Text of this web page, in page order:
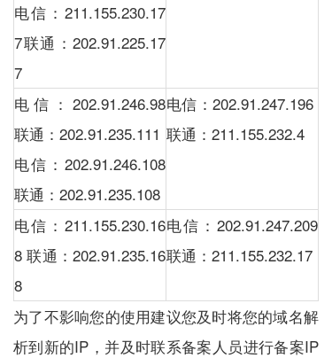
电信：211.155.230.17
7联通：202.91.225.17
7
电信：202.91.246.98
联通：202.91.235.111
电信：202.91.246.108
联通：202.91.235.108
电信：202.91.247.196
联通：211.155.232.4
电信：211.155.230.16
8 联通：202.91.235.16
8
电信：202.91.247.209
联通：211.155.232.17
为了不影响您的使用建议您及时将您的域名解
析到新的IP，并及时联系备案人员进行备案IP